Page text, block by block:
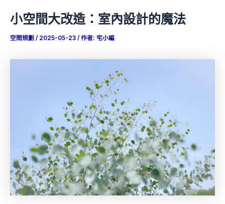
小空間大改造：室內設計的魔法
空間規劃 / 2025-05-23 / 作者: 宅小編